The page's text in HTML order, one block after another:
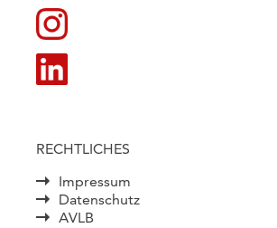
RECHTLICHES
Impressum
Datenschutz
AVLB